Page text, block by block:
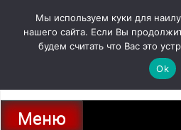
содержимому
Новости про современные автомобили и
и отечественного
Меню
Мы используем куки для
нашего сайта. Если Вы
будем считать что Вас это
Ok